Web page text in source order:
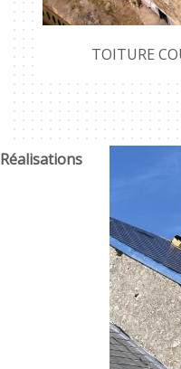
TOITURE
Réalisations